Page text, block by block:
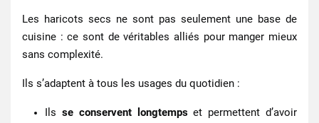
Les haricots secs ne sont pas seulement une base de
cuisine : ce sont de véritables alliés pour manger mieux
sans complexité.
Ils s’adaptent à tous les usages du quotidien :
Ils se conservent longtempset permettent d’avoir